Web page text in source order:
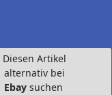
Diesen Artikel
alternativ bei
Ebay suchen